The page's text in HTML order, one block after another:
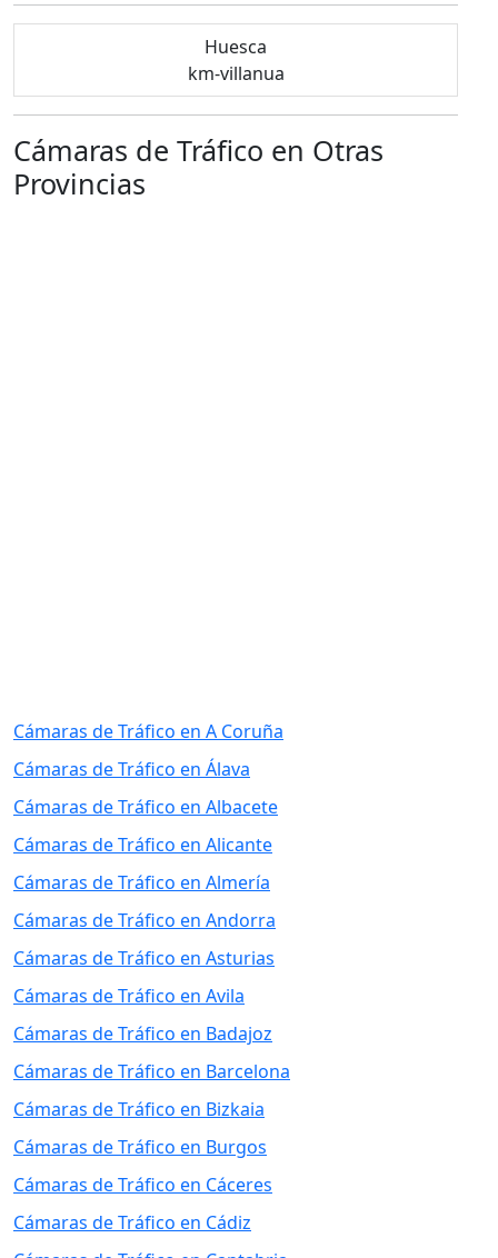
Huesca
km-villanua
Cámaras de Tráfico en Otras
Provincias
Cámaras de Tráfico en A Coruña
Cámaras de Tráfico en Álava
Cámaras de Tráfico en Albacete
Cámaras de Tráfico en Alicante
Cámaras de Tráfico en Almería
Cámaras de Tráfico en Andorra
Cámaras de Tráfico en Asturias
Cámaras de Tráfico en Avila
Cámaras de Tráfico en Badajoz
Cámaras de Tráfico en Barcelona
Cámaras de Tráfico en Bizkaia
Cámaras de Tráfico en Burgos
Cámaras de Tráfico en Cáceres
Cámaras de Tráfico en Cádiz